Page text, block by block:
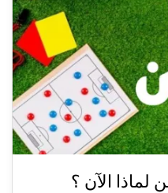
لماذا الآن ؟